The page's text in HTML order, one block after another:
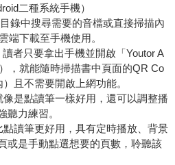
二種系統手機）
錄中搜尋需要的音檔或直接掃描內
端下載至手機使用。
讀者只要拿出手機並開啟「Youtor A
，就能隨時掃描書中頁面的QR Co
且不需要開啟上網功能。
像是點讀筆一樣好用，還可以調整播
聽力練習。
點讀筆更好用，具有定時播放、背景
或是手動點選想要的頁數，聆聽該